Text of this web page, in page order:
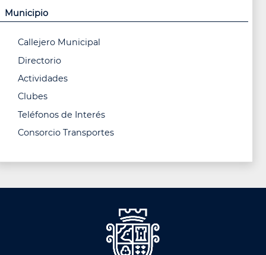
Municipio
Callejero Municipal
Directorio
Actividades
Clubes
Teléfonos de Interés
Consorcio Transportes